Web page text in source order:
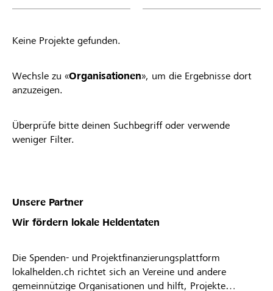
Keine Projekte gefunden.
Wechsle zu «Organisationen», um die Ergebnisse dort
anzuzeigen.
Überprüfe bitte deinen Suchbegriff oder verwende
weniger Filter.
Unsere Partner
Wir fördern lokale Heldentaten
Die Spenden- und Projektfinanzierungsplattform
lokalhelden.ch richtet sich an Vereine und andere
gemeinnützige Organisationen und hilft, Projekte